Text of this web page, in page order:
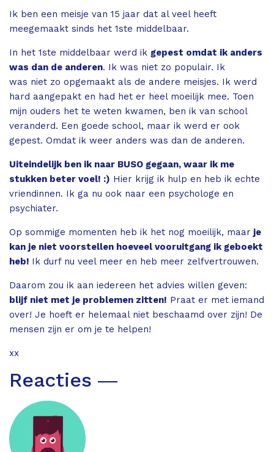
Ik ben een meisje van 15 jaar dat al veel heeft
meegemaakt sinds het 1ste middelbaar.
In het 1ste middelbaar werd ik gepest omdat ik anders
was dan de anderen. Ik was niet zo populair. Ik
was niet zo opgemaakt als de andere meisjes. Ik werd
hard aangepakt en had het er heel moeilijk mee. Toen
mijn ouders het te weten kwamen, ben ik van school
veranderd. Een goede school, maar ik werd er ook
gepest. Omdat ik weer anders was dan de anderen.
Uiteindelijk ben ik naar BUSO gegaan, waar ik me
stukken beter voel! :) Hier krijg ik hulp en heb ik echte
vriendinnen. Ik ga nu ook naar een psychologe en
psychiater.
Op sommige momenten heb ik het nog moeilijk, maar je
kan je niet voorstellen hoeveel vooruitgang ik geboekt
heb! Ik durf nu veel meer en heb meer zelfvertrouwen.
Daarom zou ik aan iedereen het advies willen geven:
blijf niet met je problemen zitten! Praat er met iemand
over! Je hoeft er helemaal niet beschaamd over zijn! De
mensen zijn er om je te helpen!
xx
Reacties ―